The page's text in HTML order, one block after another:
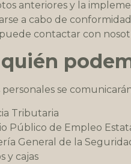
anteriores y la
a cabo de
contactar con
quién
personales se
Tributaria
Público de Empleo
General de la
y cajas